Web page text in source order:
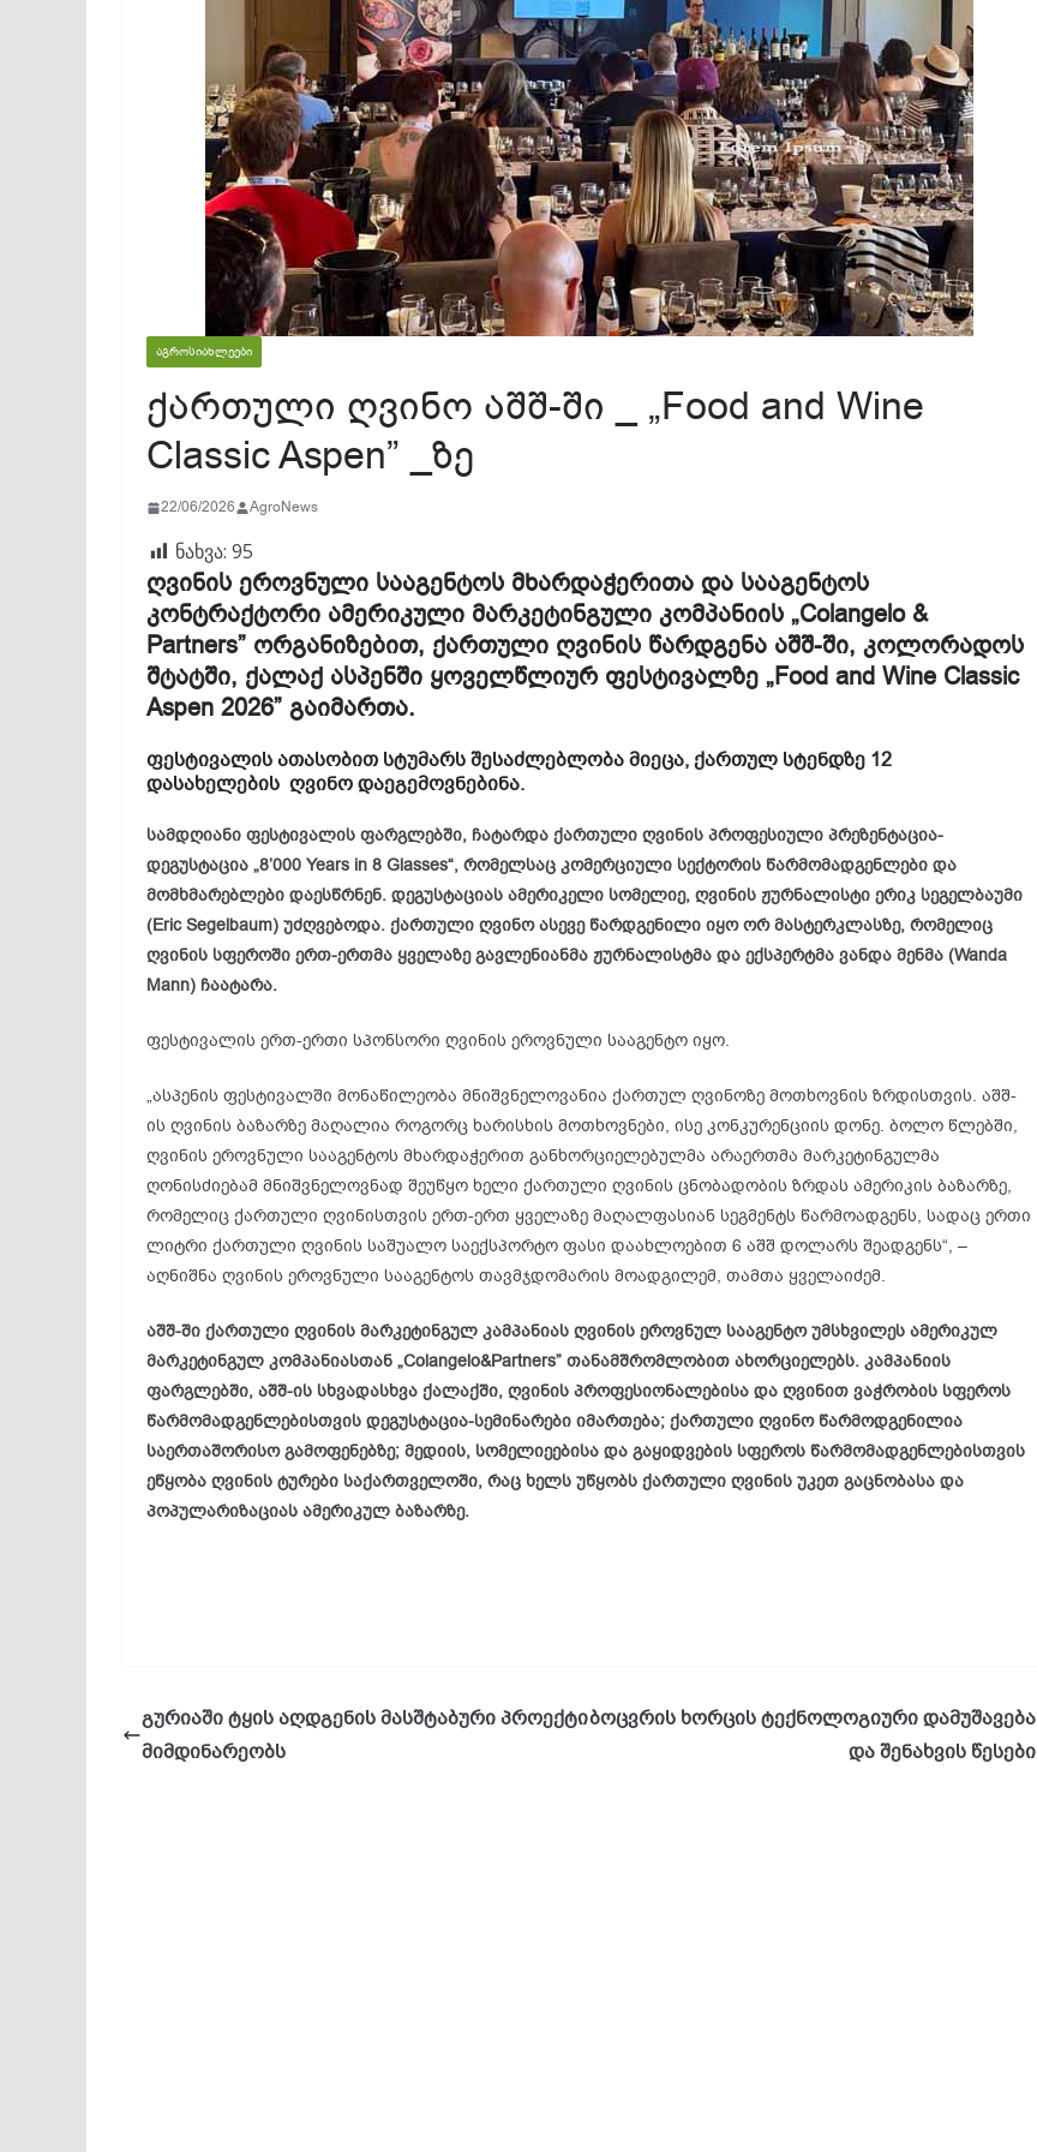
ᲐᲒᲠᲝᲡᲘᲐᲮᲚᲔᲔᲑᲘ
ქართული ღვინო აშშ-ში _ „Food and Wine
Classic Aspen” _ზე
22/06/2026 AgroNews
ნახვა: 95
ღვინის ეროვნული სააგენტოს მხარდაჭერითა და სააგენტოს
კონტრაქტორი ამერიკული მარკეტინგული კომპანიის „Colangelo &
Partners” ორგანიზებით, ქართული ღვინის წარდგენა აშშ-ში, კოლორადოს
შტატში, ქალაქ ასპენში ყოველწლიურ ფესტივალზე „Food and Wine Classic
Aspen 2026” გაიმართა.
ფესტივალის ათასობით სტუმარს შესაძლებლობა მიეცა, ქართულ სტენდზე 12
დასახელების ღვინო დაეგემოვნებინა.
სამდღიანი ფესტივალის ფარგლებში, ჩატარდა ქართული ღვინის პროფესიული პრეზენტაცია-
დეგუსტაცია „8’000 Years in 8 Glasses“, რომელსაც კომერციული სექტორის წარმომადგენლები და
მომხმარებლები დაესწრნენ. დეგუსტაციას ამერიკელი სომელიე, ღვინის ჟურნალისტი ერიკ სეგელბაუმი
(Eric Segelbaum) უძღვებოდა. ქართული ღვინო ასევე წარდგენილი იყო ორ მასტერკლასზე, რომელიც
ღვინის სფეროში ერთ-ერთმა ყველაზე გავლენიანმა ჟურნალისტმა და ექსპერტმა ვანდა მენმა (Wanda
Mann) ჩაატარა.
ფესტივალის ერთ-ერთი სპონსორი ღვინის ეროვნული სააგენტო იყო.
„ასპენის ფესტივალში მონაწილეობა მნიშვნელოვანია ქართულ ღვინოზე მოთხოვნის ზრდისთვის. აშშ-
ის ღვინის ბაზარზე მაღალია როგორც ხარისხის მოთხოვნები, ისე კონკურენციის დონე. ბოლო წლებში,
ღვინის ეროვნული სააგენტოს მხარდაჭერით განხორციელებულმა არაერთმა მარკეტინგულმა
ღონისძიებამ მნიშვნელოვნად შეუწყო ხელი ქართული ღვინის ცნობადობის ზრდას ამერიკის ბაზარზე,
რომელიც ქართული ღვინისთვის ერთ-ერთ ყველაზე მაღალფასიან სეგმენტს წარმოადგენს, სადაც ერთი
ლიტრი ქართული ღვინის საშუალო საექსპორტო ფასი დაახლოებით 6 აშშ დოლარს შეადგენს“, –
აღნიშნა ღვინის ეროვნული სააგენტოს თავმჯდომარის მოადგილემ, თამთა ყველაიძემ.
აშშ-ში ქართული ღვინის მარკეტინგულ კამპანიას ღვინის ეროვნულ სააგენტო უმსხვილეს ამერიკულ
მარკეტინგულ კომპანიასთან „Colangelo&Partners” თანამშრომლობით ახორციელებს. კამპანიის
ფარგლებში, აშშ-ის სხვადასხვა ქალაქში, ღვინის პროფესიონალებისა და ღვინით ვაჭრობის სფეროს
წარმომადგენლებისთვის დეგუსტაცია-სემინარები იმართება; ქართული ღვინო წარმოდგენილია
საერთაშორისო გამოფენებზე; მედიის, სომელიეებისა და გაყიდვების სფეროს წარმომადგენლებისთვის
ეწყობა ღვინის ტურები საქართველოში, რაც ხელს უწყობს ქართული ღვინის უკეთ გაცნობასა და
პოპულარიზაციას ამერიკულ ბაზარზე.
გურიაში ტყის აღდგენის მასშტაბური პროექტი
მიმდინარეობს
ბოცვრის ხორცის ტექნოლოგიური დამუშავება
და შენახვის წესები